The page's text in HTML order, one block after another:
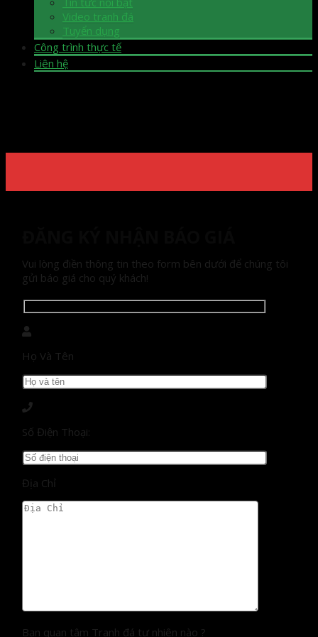
Video tranh đá
Tuyển dụng
Công trình thực tế
Liên hệ
Vui lòng điền thông tin theo form bên dưới để chúng tôi
gửi báo giá cho quý khách!
Họ Và Tên
Số Điện Thoại:
Địa Chỉ
Bạn quan tâm Tranh đá tự nhiên nào ?